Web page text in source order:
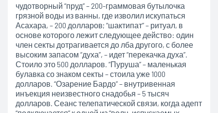
чудотворный “пруд” – 200-граммовая бутылочка
грязной воды из ванны, где изволил искупаться
Асахара, – 200 долларов; “шактипат” – ритуал, в
основе которого лежит следующее действо: один
член секты дотрагивается до лба другого, с более
высоким запасом “духа”, – идет “перекачка духа”.
Стоило это 500 долларов. “Пуруша” – маленькая
булавка со знаком секты – стоила уже 1000
долларов. “Озарение Бардо” – внутривенная
инъекция неизвестного снадобья – 5 тысяч
долларов. Сеанс телепатической связи, когда адепт